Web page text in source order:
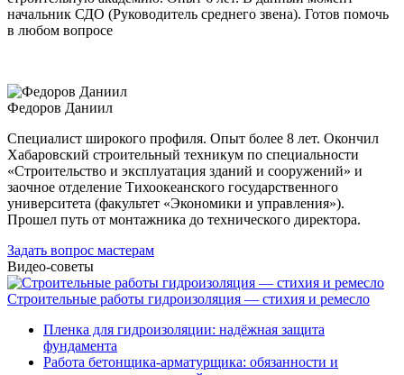
начальник СДО (Руководитель среднего звена). Готов помочь
в любом вопросе
Федоров Даниил
Специалист широкого профиля. Опыт более 8 лет. Окончил
Хабаровский строительный техникум по специальности
«Строительство и эксплуатация зданий и сооружений» и
заочное отделение Тихоокеанского государственного
университета (факультет «Экономики и управления»).
Прошел путь от монтажника до технического директора.
Задать вопрос мастерам
Видео-советы
Строительные работы гидроизоляция — стихия и ремесло
Пленка для гидроизоляции: надёжная защита
фундамента
Работа бетонщика-арматурщика: обязанности и